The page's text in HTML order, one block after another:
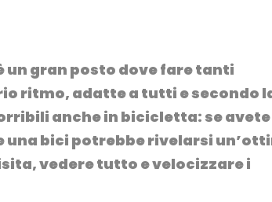
un gran posto dove fare tanti
ritmo, adatte a tutti e secondo
anche in bicicletta: se avete
bici potrebbe rivelarsi
vedere tutto e velocizzare i